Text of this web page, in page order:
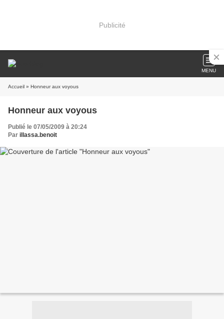
Publicité
MENU
Accueil » Honneur aux voyous
Honneur aux voyous
Publié le 07/05/2009 à 20:24
Par illassa.benoit